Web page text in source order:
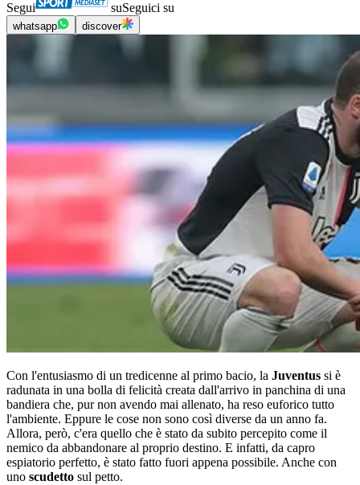
Segui suSeguici su
whatsapp discover
Con l'entusiasmo di un tredicenne al primo bacio, la Juventus si è
radunata in una bolla di felicità creata dall'arrivo in panchina di una
bandiera che, pur non avendo mai allenato, ha reso euforico tutto
l'ambiente. Eppure le cose non sono così diverse da un anno fa.
Allora, però, c'era quello che è stato da subito percepito come il
nemico da abbandonare al proprio destino. E infatti, da capro
espiatorio perfetto, è stato fatto fuori appena possibile. Anche con
uno scudetto sul petto.